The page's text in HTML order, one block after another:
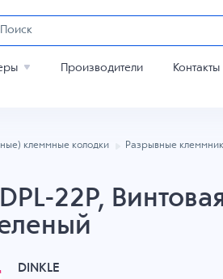
Производители Контакты
клеммные колодки Разрывные
22P,
DINKLE